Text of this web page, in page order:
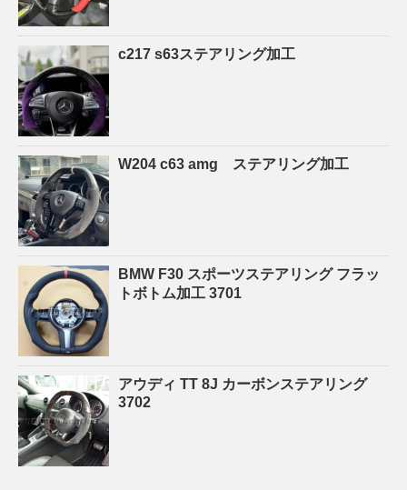
c217 s63ステアリング加工
W204 c63 amg ステアリング加工
BMW F30 スポーツステアリング フラッ
トボトム加工 3701
アウディ TT 8J カーボンステアリング
3702